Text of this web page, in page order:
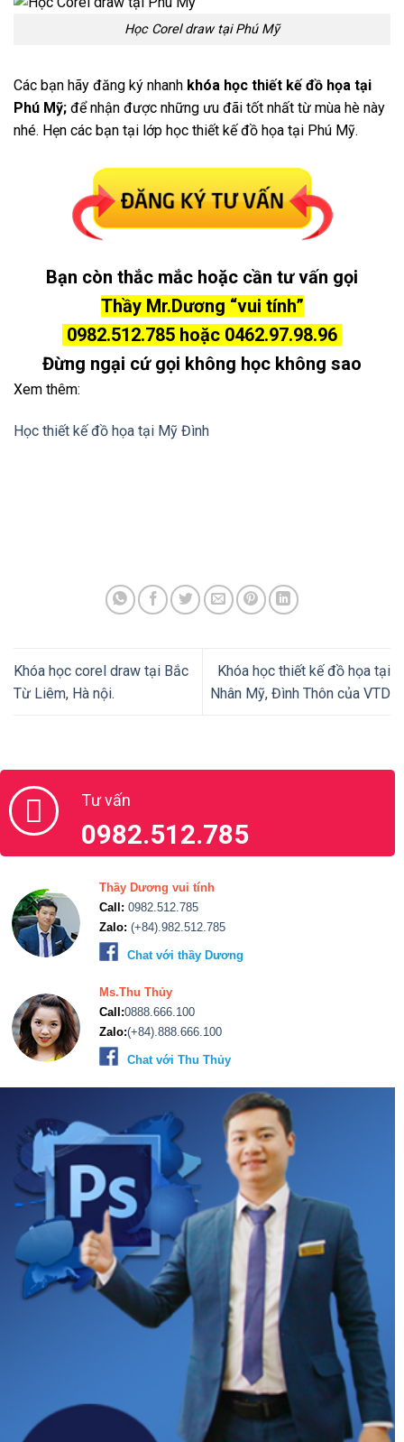
Học Corel draw tại Phú Mỹ
Các bạn hãy đăng ký nhanh khóa học thiết kế đồ họa tại
Phú Mỹ; để nhận được những ưu đãi tốt nhất từ mùa hè này
nhé. Hẹn các bạn tại lớp học thiết kế đồ họa tại Phú Mỹ.
Bạn còn thắc mắc hoặc cần tư vấn gọi
Thầy Mr.Dương “vui tính”
0982.512.785 hoặc 0462.97.98.96
Đừng ngại cứ gọi không học không sao
Xem thêm:
Học thiết kế đồ họa tại Mỹ Đình
Khóa học corel draw tại Bắc
Từ Liêm, Hà nội.
Khóa học thiết kế đồ họa tại
Nhân Mỹ, Đình Thôn của VTD
Tư vấn
0982.512.785
Thầy Dương vui tính
Call: 0982.512.785
Zalo: (+84).982.512.785
Chat với thầy Dương
Ms.Thu Thủy
Call:0888.666.100
Zalo:(+84).888.666.100
Chat với Thu Thủy